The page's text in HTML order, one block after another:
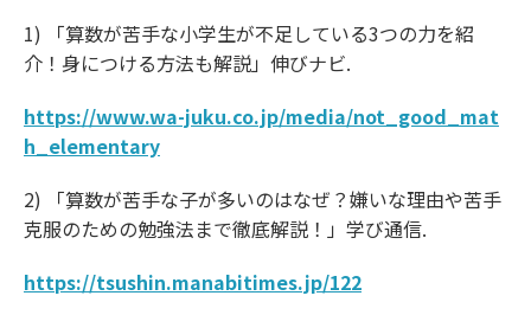
1) 「算数が苦手な小学生が不足している3つの力を紹
介！身につける方法も解説」伸びナビ.
https://www.wa-juku.co.jp/media/not_good_mat
h_elementary
2) 「算数が苦手な子が多いのはなぜ？嫌いな理由や苦手
克服のための勉強法まで徹底解説！」学び通信.
https://tsushin.manabitimes.jp/122